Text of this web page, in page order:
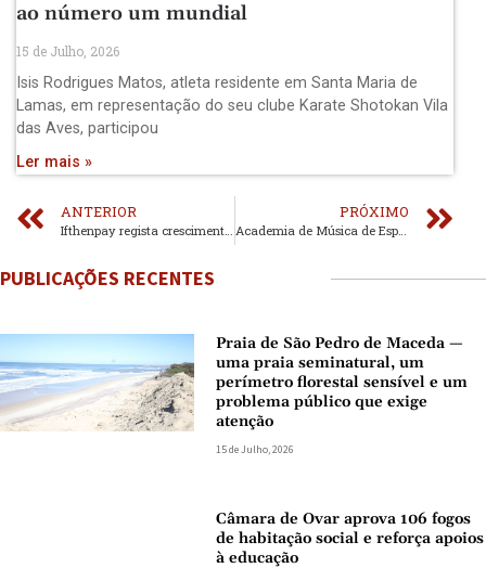
ao número um mundial
15 de Julho, 2026
Isis Rodrigues Matos, atleta residente em Santa Maria de
Lamas, em representação do seu clube Karate Shotokan Vila
das Aves, participou
Ler mais »
ANTERIOR
Ifthenpay regista crescimento de + 28% no volume de pagamentos no primeiro trimestre de 2023, movimentando 295 milhões de euros
PRÓXIMO
Academia de Música de Espinho vai ter novo polo na Antiga Escola Espinho 3
PUBLICAÇÕES RECENTES
Praia de São Pedro de Maceda —
uma praia seminatural, um
perímetro florestal sensível e um
problema público que exige
atenção
15 de Julho, 2026
Câmara de Ovar aprova 106 fogos
de habitação social e reforça apoios
à educação